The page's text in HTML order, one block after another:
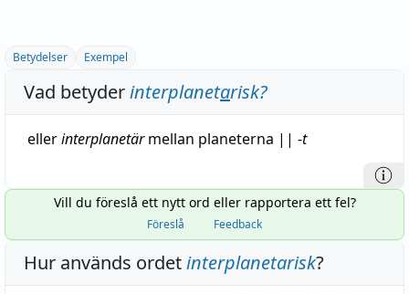
Betydelser Exempel
Vad betyderinterplanetarisk?
ellerinterplanetärmellan planeterna || -t
Vill du föreslå ett nytt ord eller rapportera ett fel?
Föreslå Feedback
Hur används ordetinterplanetarisk?